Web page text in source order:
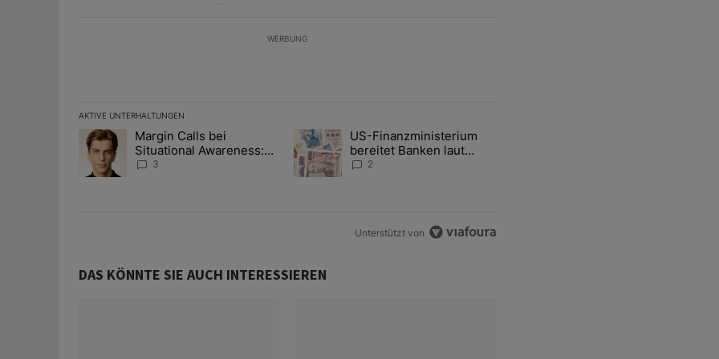
WERBUNG
AKTIVE UNTERHALTUNGEN
Das Folgende ist eine Liste der am meisten kommentierten Artikel der letzten 7 days.
Ein Trendartikel mit dem Titel "Margin Calls bei Situational Awareness: Alles über den Retter-Deal" mit 3 kommentare.
Margin Calls bei
Situational Awareness:
Alles über den Retter-
3
Ein Trendartikel mit dem Titel "US-Finanzministerium bereitet Banken laut
US-Finanzministerium
bereitet Banken laut
Insider auf eventuelle
2
Unterstützt von
DAS KÖNNTE SIE AUCH INTERESSIEREN